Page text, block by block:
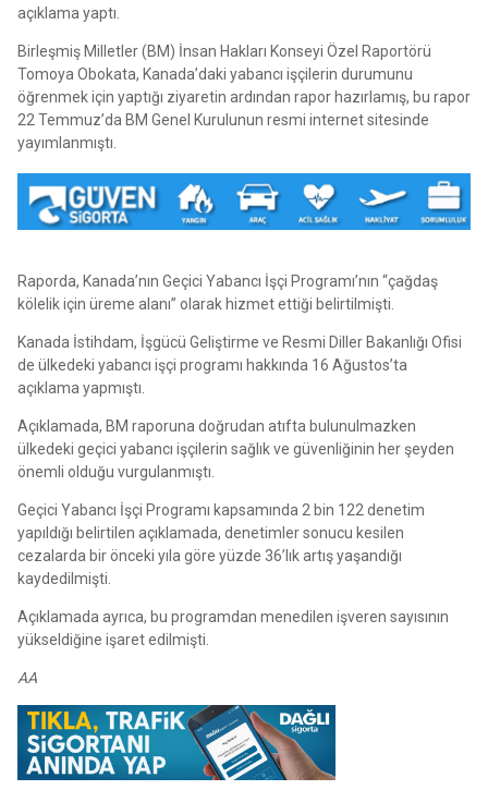
açıklama yaptı.
Birleşmiş Milletler (BM) İnsan Hakları Konseyi Özel Raportörü
Tomoya Obokata, Kanada’daki yabancı işçilerin durumunu
öğrenmek için yaptığı ziyaretin ardından rapor hazırlamış, bu rapor
22 Temmuz’da BM Genel Kurulunun resmi internet sitesinde
yayımlanmıştı.
Raporda, Kanada’nın Geçici Yabancı İşçi Programı’nın “çağdaş
kölelik için üreme alanı” olarak hizmet ettiği belirtilmişti.
Kanada İstihdam, İşgücü Geliştirme ve Resmi Diller Bakanlığı Ofisi
de ülkedeki yabancı işçi programı hakkında 16 Ağustos’ta
açıklama yapmıştı.
Açıklamada, BM raporuna doğrudan atıfta bulunulmazken
ülkedeki geçici yabancı işçilerin sağlık ve güvenliğinin her şeyden
önemli olduğu vurgulanmıştı.
Geçici Yabancı İşçi Programı kapsamında 2 bin 122 denetim
yapıldığı belirtilen açıklamada, denetimler sonucu kesilen
cezalarda bir önceki yıla göre yüzde 36’lık artış yaşandığı
kaydedilmişti.
Açıklamada ayrıca, bu programdan menedilen işveren sayısının
yükseldiğine işaret edilmişti.
AA